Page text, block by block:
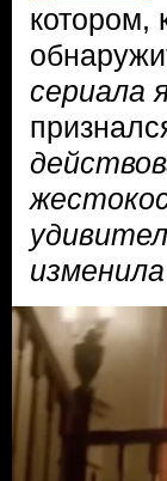
котором,
сериала